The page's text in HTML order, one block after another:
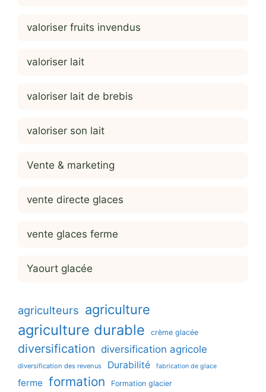
valoriser fruits invendus
valoriser lait
valoriser lait de brebis
valoriser son lait
Vente & marketing
vente directe glaces
vente glaces ferme
Yaourt glacée
agriculteurs agriculture
agriculture durable crème glacée
diversification diversification agricole
diversification des revenus Durabilité fabrication de glace
ferme formation Formation glacier